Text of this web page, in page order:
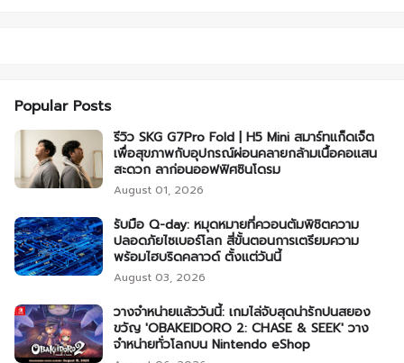
Popular Posts
รีวิว SKG G7Pro Fold | H5 Mini สมาร์ทแก็ดเจ็ต
เพื่อสุขภาพกับอุปกรณ์ผ่อนคลายกล้ามเนื้อคอแสน
สะดวก ลาก่อนออฟฟิศซินโดรม
August 01, 2026
รับมือ Q-day: หมุดหมายที่ควอนตัมพิชิตความ
ปลอดภัยไซเบอร์โลก สี่ขั้นตอนการเตรียมความ
พร้อมไฮบริดคลาวด์ ตั้งแต่วันนี้
August 03, 2026
วางจำหน่ายแล้ววันนี้: เกมไล่จับสุดน่ารักปนสยอง
ขวัญ 'OBAKEIDORO 2: CHASE & SEEK' วาง
จำหน่ายทั่วโลกบน Nintendo eShop